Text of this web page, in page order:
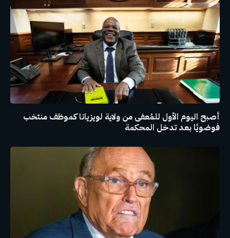
أصبح اليوم الأول للمُعفى من ولاية لويزيانا كموظف منتخب
فوضويًا بعد تدخل المحكمة